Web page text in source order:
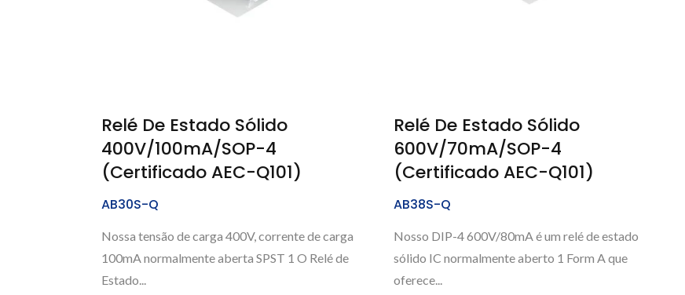
Relé De Estado Sólido
400V/100mA/SOP-4
(Certificado AEC-Q101)
AB30S-Q
Nossa tensão de carga 400V, corrente de carga
100mA normalmente aberta SPST 1 O Relé de
Estado...
Relé De Estado Sólido
600V/70mA/SOP-4
(Certificado AEC-Q101)
AB38S-Q
Nosso DIP-4 600V/80mA é um relé de estado
sólido IC normalmente aberto 1 Form A que
oferece...